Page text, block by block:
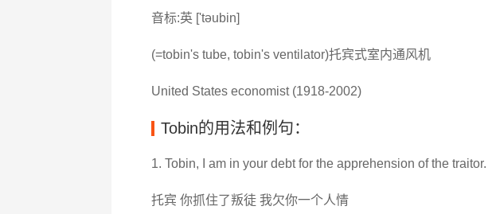
音标:英 ['tәubin]
(=tobin's tube, tobin's ventilator)托宾式室内通风机
United States economist (1918-2002)
Tobin的用法和例句：
1. Tobin, I am in your debt for the apprehension of the traitor.
托宾 你抓住了叛徒 我欠你一个人情